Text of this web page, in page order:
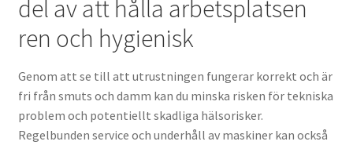
del av att hålla arbetsplatsen
ren och hygienisk
Genom att se till att utrustningen fungerar korrekt och är
fri från smuts och damm kan du minska risken för tekniska
problem och potentiellt skadliga hälsorisker.
Regelbunden service och underhåll av maskiner kan också